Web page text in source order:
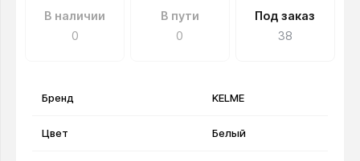
В наличии
0
В пути
0
Под заказ
38
Бренд KELME
Цвет Белый